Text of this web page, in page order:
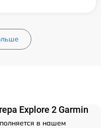
Explore 2 Garmin
в нашем